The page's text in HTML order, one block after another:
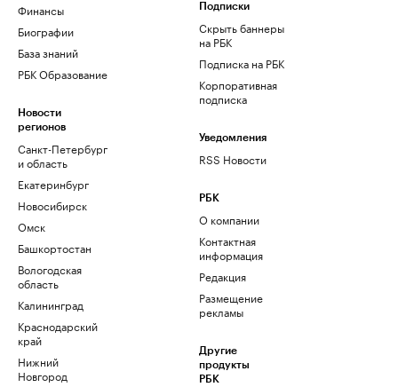
Финансы
Биографии
База знаний
РБК Образование
Новости
регионов
Санкт-Петербург
и область
Екатеринбург
Новосибирск
Омск
Башкортостан
Вологодская
область
Калининград
Краснодарский
край
Нижний
Новгород
Подписки
Скрыть баннеры
на РБК
Подписка на РБК
Корпоративная
подписка
Уведомления
RSS Новости
РБК
О компании
Контактная
информация
Редакция
Размещение
рекламы
Другие
продукты
РБК